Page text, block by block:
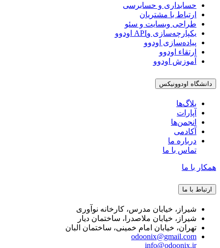
حسابداری و حسابرسی
ارتباط با مشتریان
طراحی وبسایت و سئو
یکپارچه‌سازی وAPI اودوو
پیاده‌سازی اودوو
ارتقاء اودوو
آموزش اودوو
دانشگاه اودوونیکس
بلاگ‌ها
آپارات
انجمن‌ها
آکادمی
درباره ما
تماس با ما
همکار با ما
ارتباط با ما
شیراز، خیابان مدرس، کارخانه نوآوری
شیراز، خیابان ملاصدرا، ساختمان دیار
تهران، خیابان امام خمینی، ساختمان البان
odoonix@gmail.com
info@odoonix.ir